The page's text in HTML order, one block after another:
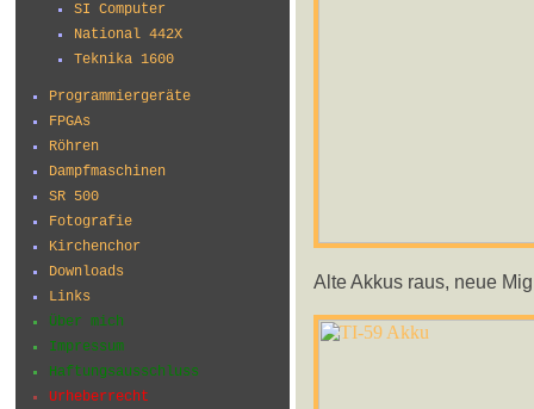
SI Computer
National 442X
Teknika 1600
Programmiergeräte
FPGAs
Röhren
Dampfmaschinen
SR 500
Fotografie
Kirchenchor
Downloads
Links
Über mich
Impressum
Haftungsausschluss
Urheberrecht
Alte Akkus raus, neue